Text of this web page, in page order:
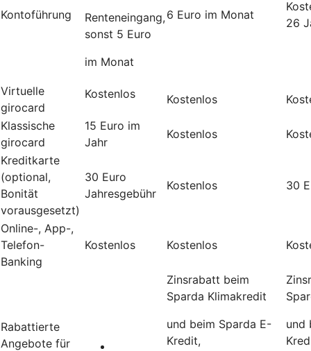
Kontoführung
Renteneingang,
sonst 5 Euro
im Monat
6 Euro im Monat
26
Virtuelle
girocard
Kostenlos Kostenlos
Klassische
girocard
15 Euro im
Jahr
Kostenlos
Kreditkarte
(optional,
Bonität
vorausgesetzt)
30 Euro
Jahresgebühr
Kostenlos 30
Online-, App-,
Telefon-
Banking
Kostenlos Kostenlos
Rabattierte
Angebote für
Zinsrabatt beim
Sparda Klimakredit
und beim Sparda E-
Kredit,
und